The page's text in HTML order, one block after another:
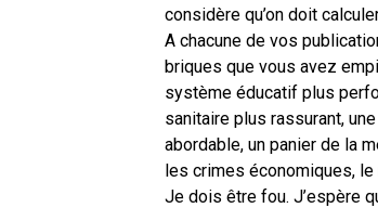
considère qu’on doit
A chacune de vos
briques que vous avez
système éducatif plus
sanitaire plus rassurant,
abordable, un panier de la
les crimes économiques, le
Je dois être fou. J’espère